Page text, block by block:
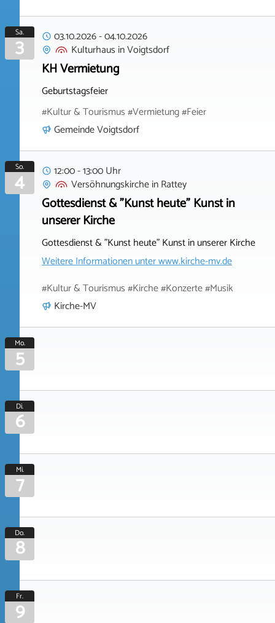
Sa.
3 03.10.2026-04.10.2026
Kulturhaus inVoigtsdorf
KH Vermietung
Geburtstagsfeier
#Kultur & Tourismus #Vermietung #Feier
Gemeinde Voigtsdorf
So.
4
12:00 - 13:00 Uhr
VersöhnungskircheinRattey
Gottesdienst & "Kunst heute" Kunst in
unserer Kirche
Gottesdienst & "Kunst heute" Kunst in unserer Kirche
Weitere Informationen unterwww.kirche-mv.de
#Kultur & Tourismus #Kirche #Konzerte #Musik
Kirche-MV
Mo.
5
Di.
6
Mi.
7
Do.
8
Fr.
9